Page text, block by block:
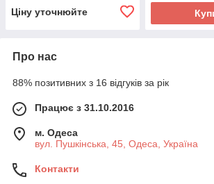
Ціну уточнюйте
Про нас
88% позитивних з 16 відгуків за рік
Працює з 31.10.2016
м. Одеса
вул. Пушкінська, 45, Одеса, Україна
Контакти